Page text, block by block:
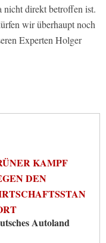
nicht direkt betroffen ist.
wir überhaupt noch
Experten Holger
KAMPF
DEN
Autoland